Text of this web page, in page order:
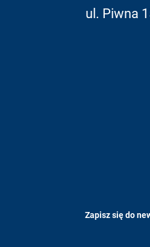
ul. Piwna
Zapisz się do